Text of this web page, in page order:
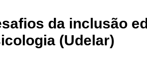
da inclusão
(Udelar)